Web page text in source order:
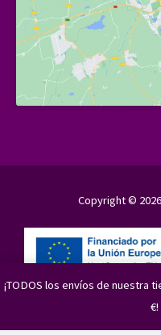
¡TODOS los envíos de nuestra
€!
Copyright ©